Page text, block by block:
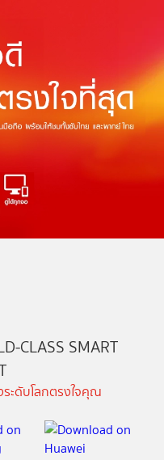
CLASS SMART
ะดับโลกตรงใจคุณ